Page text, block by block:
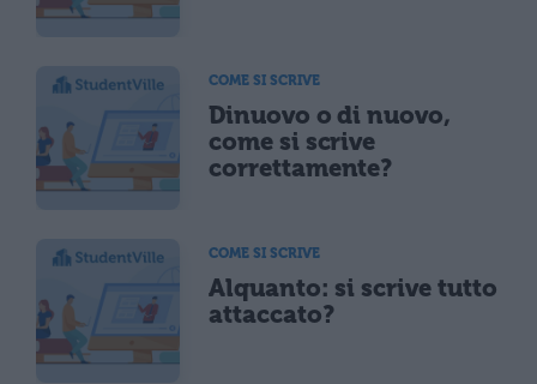
COME SI SCRIVE
Dinuovo o di nuovo,
come si scrive
correttamente?
COME SI SCRIVE
Alquanto: si scrive tutto
attaccato?